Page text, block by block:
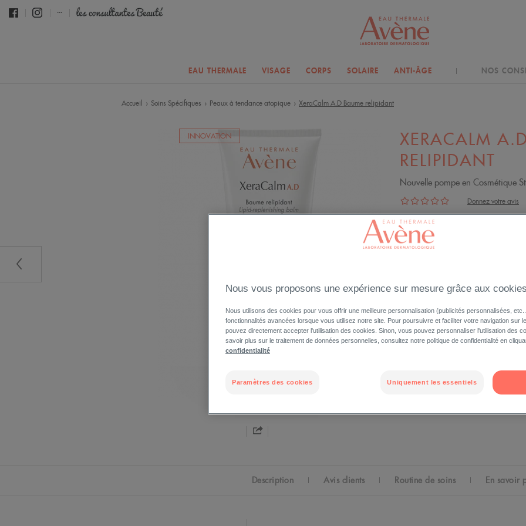
...
EAU THERMALE VISAGE CORPS SOLAIRE ANTI-ÂGE NOS
Accueil › Soins Spécifiques › Peaux à tendance atopique › XeraCalm A.D Baume relipidant
INNOVATION
XERACALM
RELIPIDANT
Nouvelle pompe en Cosmétique
Donnez votre avis
Baume relipidant.
Peaux sensibles très sèches
démangeaisons.
0% CONSERVATEUR - Non
minimiser les risques de
ANTI -DÉMANGEAISON APAISANT
SANS PARFUM NOURRISSANT
Description Avis clients Routine de soins En savoir
Nous vous proposons une expérience sur mesure grâce aux cookies
Nous utilisons des cookies pour vous offrir une meilleure personnalisation (publicités personnalisées,
fonctionnalités avancées lorsque vous utilisez notre site. Pour poursuivre et faciliter votre navigation sur
pouvez directement accepter l'utilisation des cookies. Sinon, vous pouvez personnaliser l'utilisation des
savoir plus sur le traitement de données personnelles, consultez notre politique de confidentialité en
confidentialité
Paramètres des cookies Uniquement les essentiels